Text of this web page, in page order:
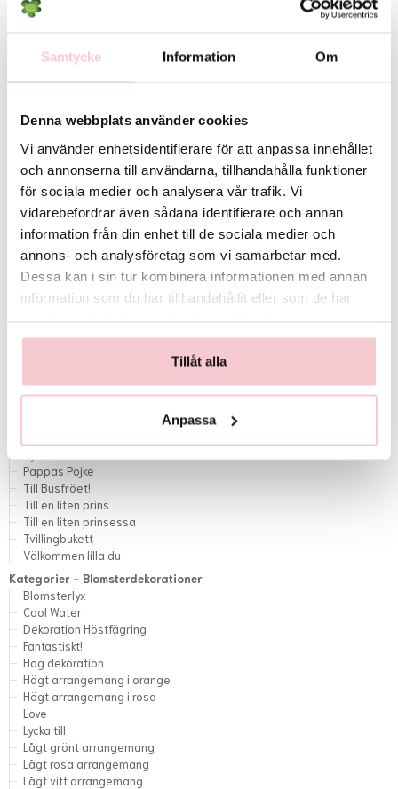
Samtycke Information Om
Denna webbplats använder cookies
Vi använder enhetsidentifierare för att anpassa innehållet
och annonserna till användarna, tillhandahålla funktioner
för sociala medier och analysera vår trafik. Vi
vidarebefordrar även sådana identifierare och annan
information från din enhet till de sociala medier och
annons- och analysföretag som vi samarbetar med.
Dessa kan i sin tur kombinera informationen med annan
information som du har tillhandahållit eller som de har
Tillåt alla
Anpassa
Smickra
Sommarbukett
Strålande
Sundown
Sweet dreams
Sweetheart
Säsongens blommor
Söt
Tro och hopp
Twilight
Tänker på dig
Önskedröm
Kategorier - Blommor till nyfödda
Pappas Pojke
Till Busfröet!
Till en liten prins
Till en liten prinsessa
Tvillingbukett
Välkommen lilla du
Kategorier - Blomsterdekorationer
Blomsterlyx
Cool Water
Dekoration Höstfägring
Fantastiskt!
Hög dekoration
Högt arrangemang i orange
Högt arrangemang i rosa
Love
Lycka till
Lågt grönt arrangemang
Lågt rosa arrangemang
Lågt vitt arrangemang